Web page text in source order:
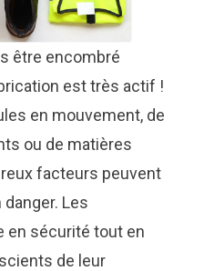
être encombré
est très actif !
en mouvement, de
ou de matières
facteurs peuvent
Les
en sécurité tout en
de leur